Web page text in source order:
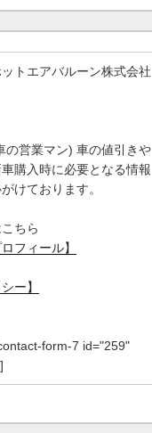
トエアバルーン株式会社
の営業マン) 車の値引きや
購入時に必要となる情報
けております。
ちら
フィール】
ー】
form-7 id="259"